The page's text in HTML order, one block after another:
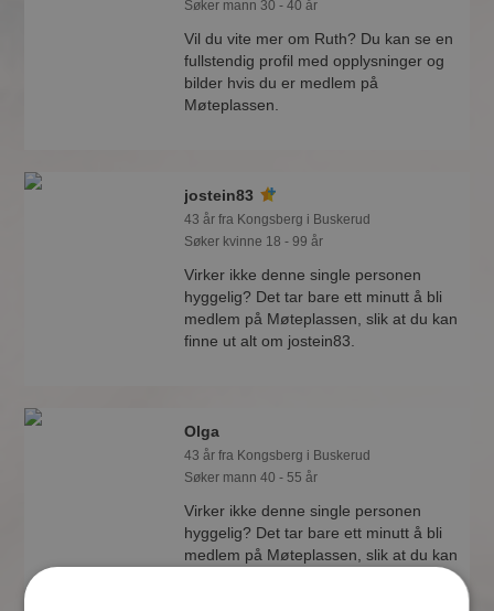
Søker mann 30 - 40 år
Vil du vite mer om Ruth? Du kan se en
fullstendig profil med opplysninger og
bilder hvis du er medlem på
Møteplassen.
jostein83
43 år fra Kongsberg i Buskerud
Søker kvinne 18 - 99 år
Virker ikke denne single personen
hyggelig? Det tar bare ett minutt å bli
medlem på Møteplassen, slik at du kan
finne ut alt om jostein83.
Olga
43 år fra Kongsberg i Buskerud
Søker mann 40 - 55 år
Virker ikke denne single personen
hyggelig? Det tar bare ett minutt å bli
medlem på Møteplassen, slik at du kan